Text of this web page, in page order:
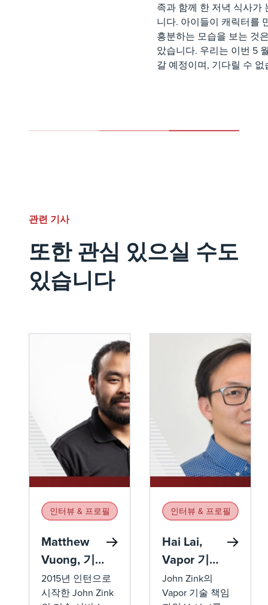
족과 함께 한 저녁 식사가
니다. 아이들이 캐릭터를
흥분하는 모습을 보는 것
았습니다. 우리는 이번 5
갈 예정이며, 기다릴 수 없
관련 기사
또한 관심 있으실 수도
있습니다
인터뷰 & 프로필
Matthew
Vuong, 기
술 서비스
고문
2015년 인턴으로
시작한 John Zink
인터뷰 & 프로필
Hai Lai,
Vapor 기술
책임자
John Zink의
Vapor 기술 책임